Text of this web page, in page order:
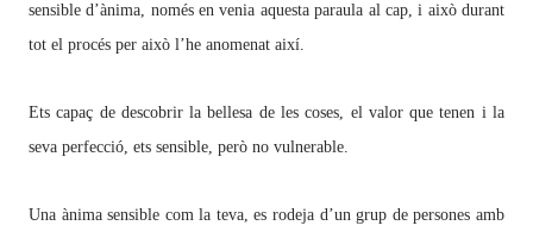
sensible d’ànima, només en venia aquesta paraula al cap, i això durant
tot el procés per això l’he anomenat així.
Ets capaç de descobrir la bellesa de les coses, el valor que tenen i la
seva perfecció, ets sensible, però no vulnerable.
Una ànima sensible com la teva, es rodeja d’un grup de persones amb